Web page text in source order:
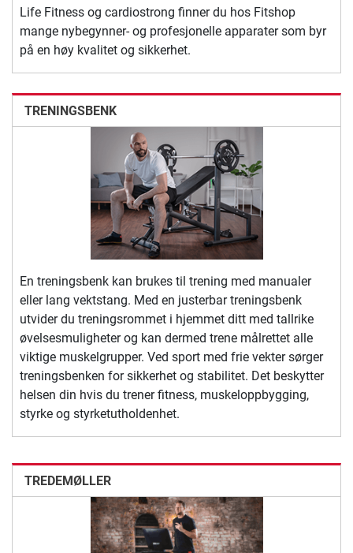
Life Fitness og cardiostrong finner du hos Fitshop
mange nybegynner- og profesjonelle apparater som byr
på en høy kvalitet og sikkerhet.
TRENINGSBENK
En treningsbenk kan brukes til trening med manualer
eller lang vektstang. Med en justerbar treningsbenk
utvider du treningsrommet i hjemmet ditt med tallrike
øvelsesmuligheter og kan dermed trene målrettet alle
viktige muskelgrupper. Ved sport med frie vekter sørger
treningsbenken for sikkerhet og stabilitet. Det beskytter
helsen din hvis du trener fitness, muskeloppbygging,
styrke og styrketutholdenhet.
TREDEMØLLER